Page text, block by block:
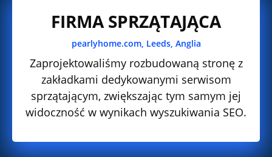
FIRMA SPRZĄTAJĄCA
pearlyhome.com, Leeds, Anglia
Zaprojektowaliśmy rozbudowaną stronę z
zakładkami dedykowanymi serwisom
sprzątającym, zwiększając tym samym jej
widoczność w wynikach wyszukiwania SEO.